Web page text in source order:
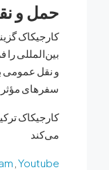
حمل و
و نقل عمومی
سفرهای مؤثر.
کارجیکاک
می‌کند
Youtube